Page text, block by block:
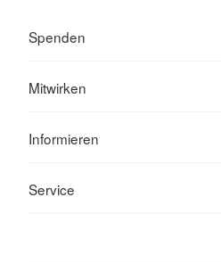
Spenden
Mitwirken
Informieren
Service